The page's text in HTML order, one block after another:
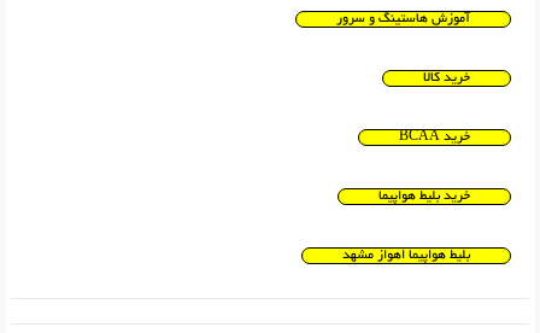
آموزش هاستینگ و سرور
خرید کالا
خرید BCAA
خرید بلیط هواپیما
بلیط هواپیما اهواز مشهد